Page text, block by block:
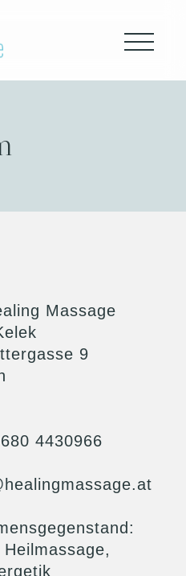
Massage
9
4430966
: